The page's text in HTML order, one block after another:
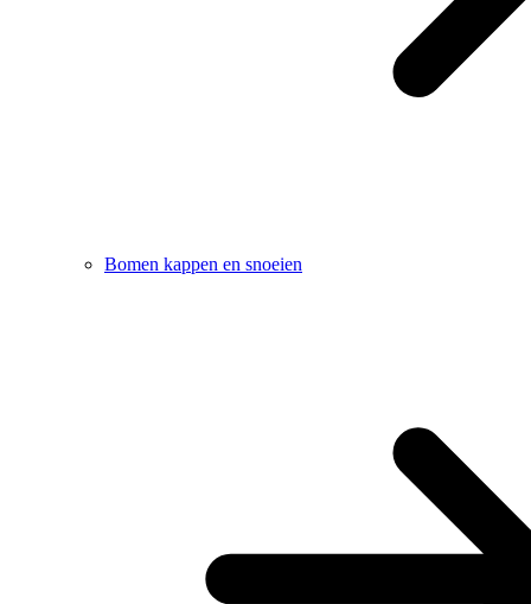
Bomen kappen en snoeien